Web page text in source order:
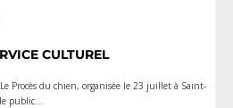
CULTUREL
Procès du chien, organisée le 23 juillet à Saint-
public...